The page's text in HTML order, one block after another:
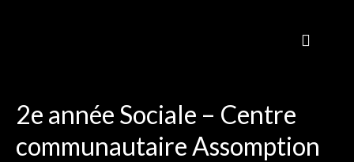
2e année Sociale – Centre
communautaire Assomption